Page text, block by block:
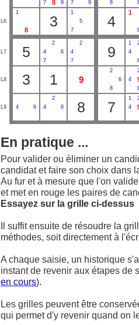
7
8 9
7
9
8
L6
1
8
3
1
5
7
4
1
L7 5
2
4
6
7
2
4
7
9
1
4
L8 3 1 9
2
6
8
4
L9 4 6
2
4
6 8 7
1
4
En pratique ...
Pour valider ou éliminer un
candidat et faire son choix dans
Au fur et à mesure que l'on
et met en rouge les paires de
Essayez sur la grille ci-dessus
Il suffit ensuite de résoudre la
méthodes, soit directement à
A chaque saisie, un historique
instant de revenir aux étapes de
en cours).
Les grilles peuvent être
qui permet d'y revenir quand on